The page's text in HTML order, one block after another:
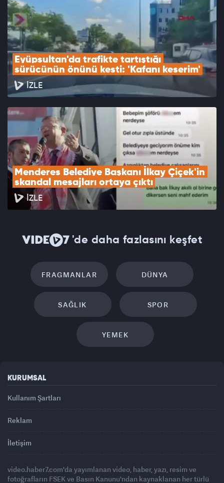
Eyüpsultan'da trafikte tartıştığı
sürücünün önünü kesti: 'Kafanı keserim'
İZLE
Menderes Belediye Başkanı İlkay Çiçek'in
skandal mesajları ortaya çıktı
İZLE
'de daha fazlasını keşfet
FRAGMANLAR DÜNYA
SAĞLIK SPOR
YEMEK
KURUMSAL
Kullanım Şartları
Reklam
İletişim
video.haber7.com'da yayımlanan video, haber, yazı, resim ve
fotoğrafların FSEK ve Basın Kanunu'ndan kaynaklanan her türlü